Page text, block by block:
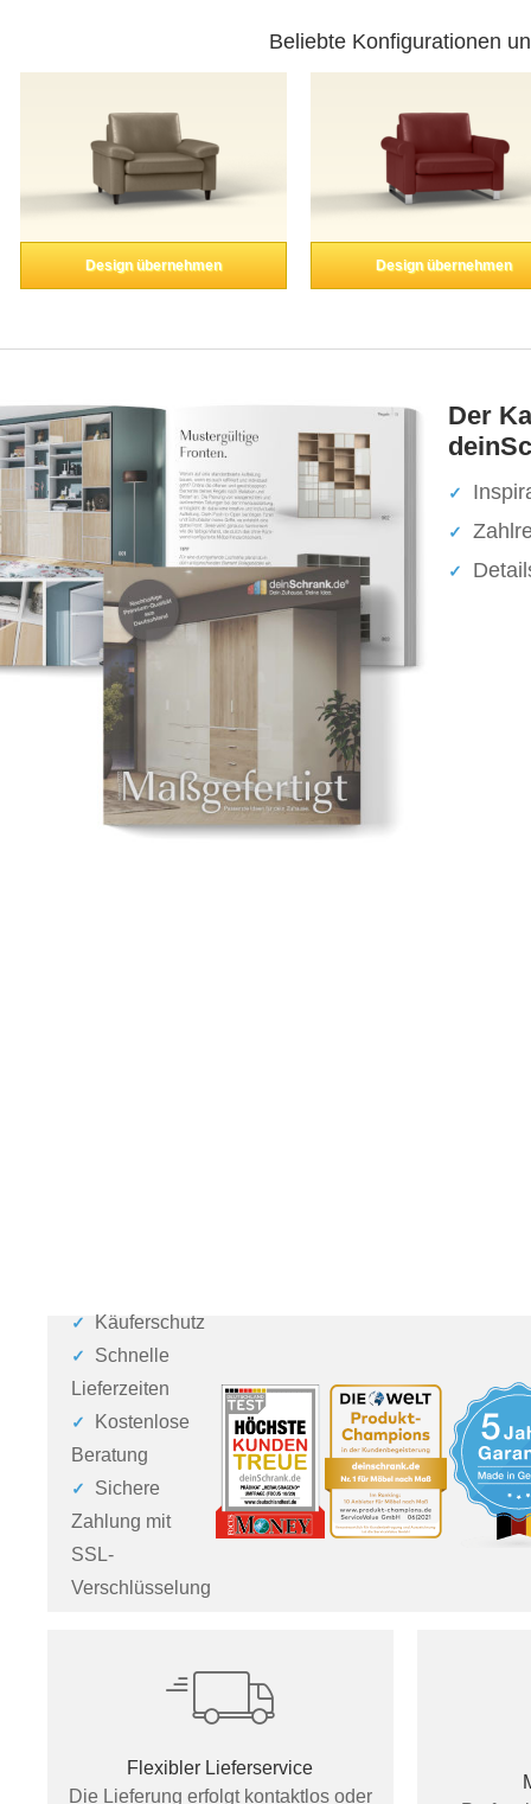
Beliebte Konfigurationen
Design übernehmen Design übernehmen
Der
Käuferschutz
Schnelle
Lieferzeiten
Kostenlose
Beratung
Sichere
Zahlung mit
SSL-
Verschlüsselung
Flexibler Lieferservice
Die Lieferung erfolgt kontaktlos oder